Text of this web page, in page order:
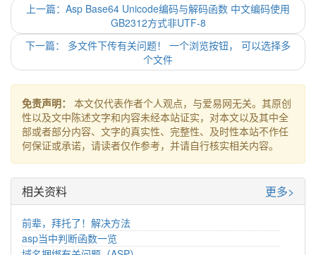
上一篇：Asp Base64 Unicode编码与解码函数 中文编码使用
GB2312方式非UTF-8
下一篇： 多文件下传有关问题！ 一个浏览按钮， 可以选择多
个文件
免责声明：
本文仅代表作者个人观点，与爱易网无关。其原创
性以及文中陈述文字和内容未经本站证实，对本文以及其中全
部或者部分内容、文字的真实性、完整性、及时性本站不作任
何保证或承诺，请读者仅作参考，并请自行核实相关内容。
相关资料 更多>
前辈，拜托了！解决方法
asp当中判断函数一览